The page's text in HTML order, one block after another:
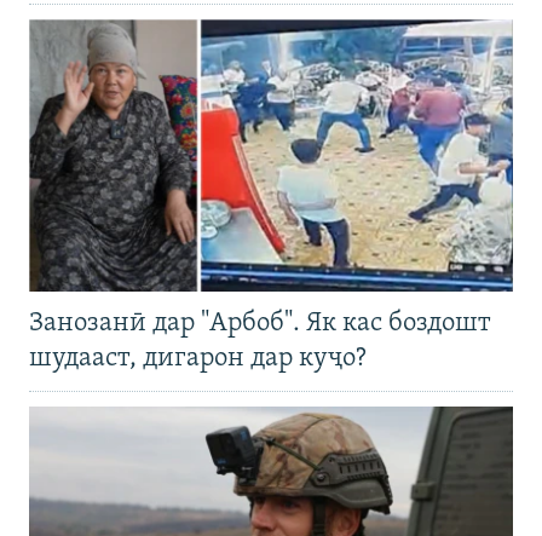
Занозанӣ дар "Арбоб". Як кас боздошт
шудааст, дигарон дар куҷо?